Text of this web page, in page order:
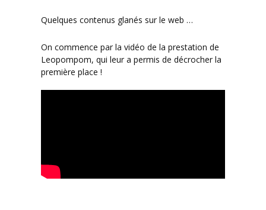
Quelques contenus glanés sur le web …
On commence par la vidéo de la prestation de
Leopompom, qui leur a permis de décrocher la
première place !